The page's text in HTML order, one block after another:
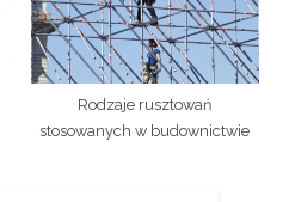
Rodzaje rusztowań
stosowanych w budownictwie